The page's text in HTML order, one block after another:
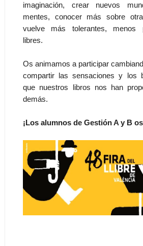
imaginación, crear nuevos
mentes, conocer más sobre
vuelve más tolerantes, menos
libres.
Os animamos a participar
compartir las sensaciones y los
que nuestros libros nos han
demás.
¡Los alumnos de Gestión A y B